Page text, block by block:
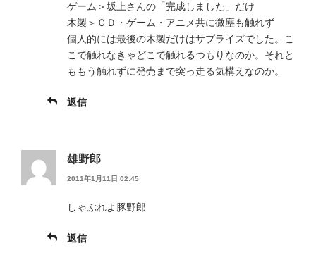
ゲーム＞坂上さんの「完成しました」だけ
木製＞ＣＤ・ゲーム・アニメ共に微塵も触れず
個人的には最後の木製だけはサプライズでした。こ
こで触れなきゃどこで触れるつもりなのか。それと
ももう触れずに発売まで突っ走る気構えなのか。
返信
雄野郎
2011年1月11日 02:45
しゃぶれよ豚野郎
返信